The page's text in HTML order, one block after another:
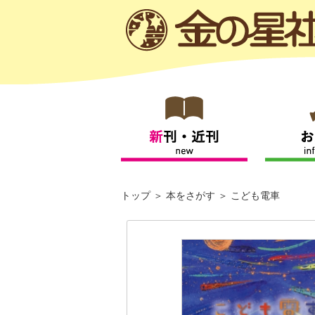
トップ 本をさがす こども電車